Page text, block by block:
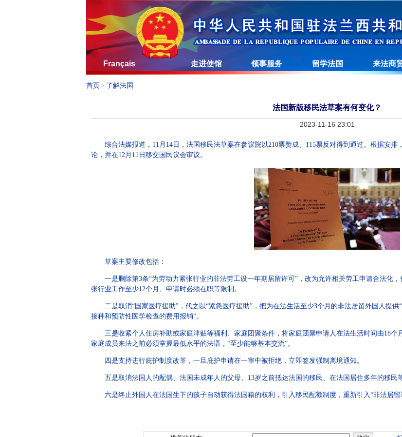
Français 走进使馆 领事服务 留学法国 来法商
首页 > 了解法国
法国新版移民法草案有何变化？
2023-11-16 23:01
综合法媒报道，11月14日，法国移民法草案在参议院以210票赞成、115票反对得到通过。根据安
论，并在12月11日移交国民议会审议。
草案主要修改包括：
一是删除第3条“为劳动力紧张行业的非法劳工设一年期居留许可”，改为允许相关劳工申请合法化
张行业工作至少12个月、申请时必须在职等限制。
二是取消“国家医疗援助”，代之以“紧急医疗援助”，把为在法生活至少3个月的非法居留外国人提
接种和预防性医学检查的费用报销”。
三是收紧个人住房补助或家庭津贴等福利、家庭团聚条件，将家庭团聚申请人在法生活时间由18
家庭成员来法之前必须掌握最低水平的法语，“至少能够基本交流”。
四是支持进行庇护制度改革，一旦庇护申请在一审中被拒绝，立即签发强制离境通知。
五是取消法国人的配偶、法国未成年人的父母、13岁之前抵达法国的移民、在法国居住多年的移民
六是终止外国人在法国生下的孩子自动获得法国籍的权利，引入移民配额制度，重新引入“非法居留